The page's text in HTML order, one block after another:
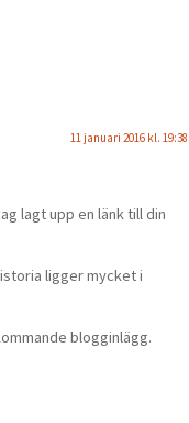
11 januari 2016 kl. 19:38
lagt upp en länk till din
ligger mycket i
blogginlägg.